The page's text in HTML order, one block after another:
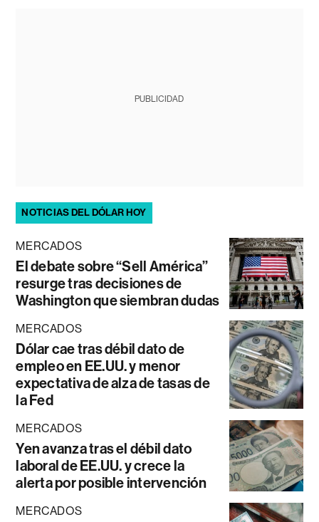
PUBLICIDAD
NOTICIAS DEL DÓLAR HOY
MERCADOS
El debate sobre “Sell América”
resurge tras decisiones de
Washington que siembran dudas
MERCADOS
Dólar cae tras débil dato de
empleo en EE.UU. y menor
expectativa de alza de tasas de
la Fed
MERCADOS
Yen avanza tras el débil dato
laboral de EE.UU. y crece la
alerta por posible intervención
MERCADOS